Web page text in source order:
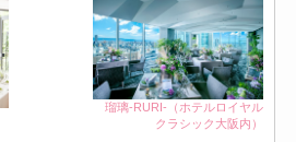
瑠璃-RURI-（ホテルロイヤル
クラシック大阪内）